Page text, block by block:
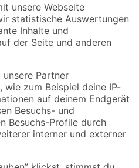
Versandarten